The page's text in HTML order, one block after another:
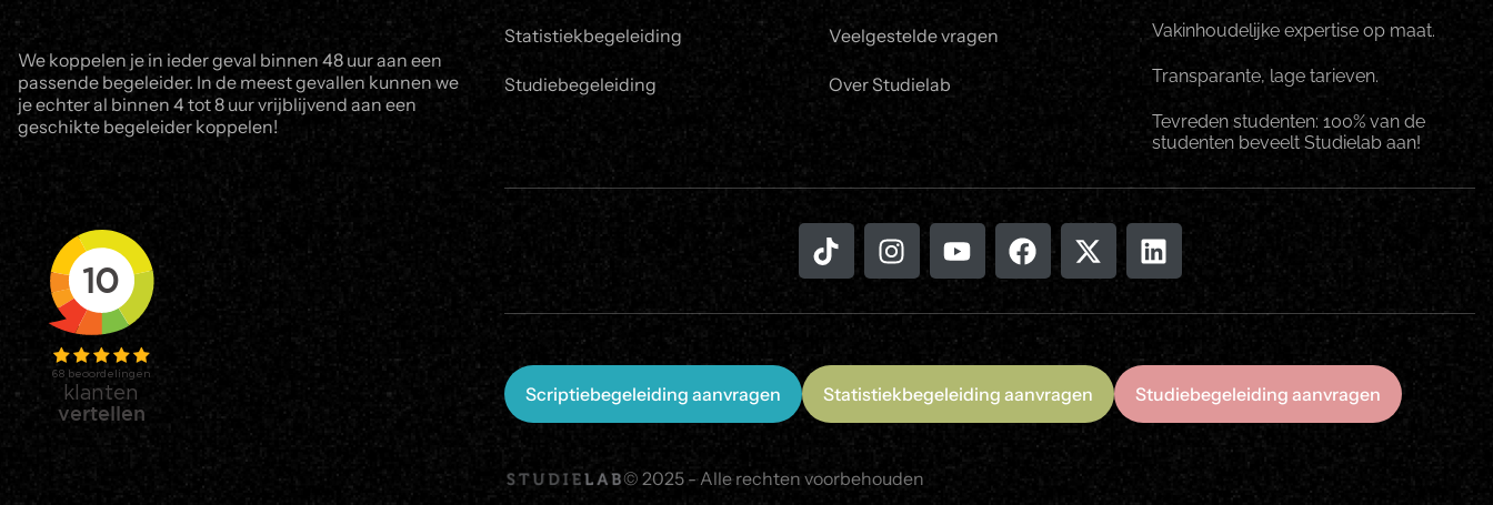
We koppelen je in ieder geval binnen 48 uur aan een
passende begeleider. In de meest gevallen kunnen we
je echter al binnen 4 tot 8 uur vrijblijvend aan een
geschikte begeleider koppelen!
Statistiekbegeleiding
Studiebegeleiding
Veelgestelde vragen
Over Studielab
Vakinhoudelijke expertise op maat.
Transparante, lage tarieven.
Tevreden studenten: 100% van de
studenten beveelt Studielab aan!
Scriptiebegeleiding aanvragen Statistiekbegeleiding aanvragen Studiebegeleiding aanvragen
© 2025 - Alle rechten voorbehouden